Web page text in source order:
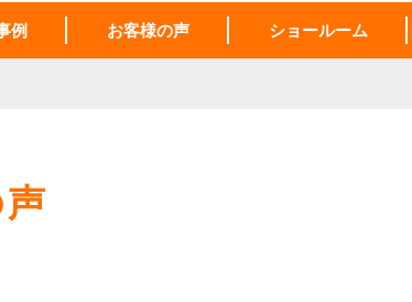
例 お客様の声 ショールーム